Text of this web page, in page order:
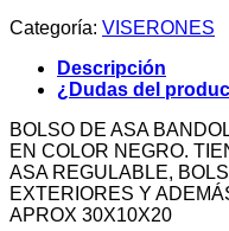
Categoría: VISERONES
Descripción
¿Dudas del
BOLSO DE ASA
EN COLOR NEGRO.
ASA REGULABLE,
EXTERIORES Y
APROX 30X10X20